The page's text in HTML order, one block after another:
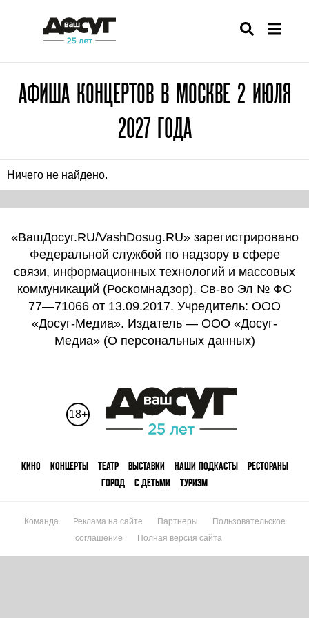
АФИША КОНЦЕРТОВ В МОСКВЕ 2 ИЮЛЯ
2027 ГОДА
Ничего не найдено.
«ВашДосуг.RU/VashDosug.RU» зарегистрировано
Федеральной службой по надзору в сфере
связи, информационных технологий и массовых
коммуникаций (Роскомнадзор). Св-во Эл № ФС
77—71066 от 13.09.2017. Учредитель: ООО
«Досуг-Медиа». Издатель — ООО «Досуг-
Медиа» (О персональных данных)
18+
КИНО КОНЦЕРТЫ ТЕАТР ВЫСТАВКИ НАШИ ПОДКАСТЫ
РЕСТОРАНЫ
ГОРОД
С ДЕТЬМИ ТУРИЗМ
Команда Реклама на сайте Партнеры
Пользовательское
соглашение
Полная версия сайта